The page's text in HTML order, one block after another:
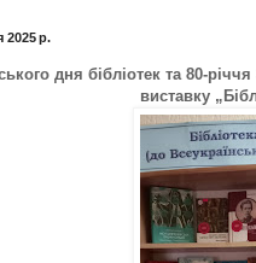
2025 р.
дня бібліотек та 80-
виставку